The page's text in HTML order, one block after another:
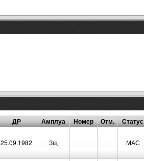
ДР Амплуа Номер Отм. Статус
25.09.1982 Зщ МАС